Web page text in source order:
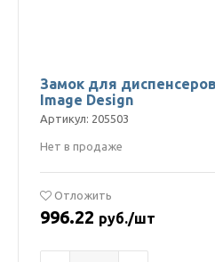
Замок для
Image Design
Артикул: 205503
Нет в продаже
Отложить
996.22 руб./шт